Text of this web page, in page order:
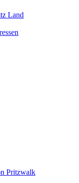
Land
Pritzwalk